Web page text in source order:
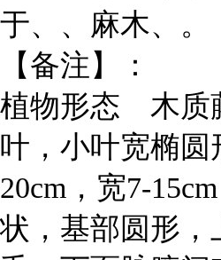
于、、麻木、。
【备注】：
植物形态 木质
叶，小叶宽椭圆
20cm，宽7-
状，基部圆形，